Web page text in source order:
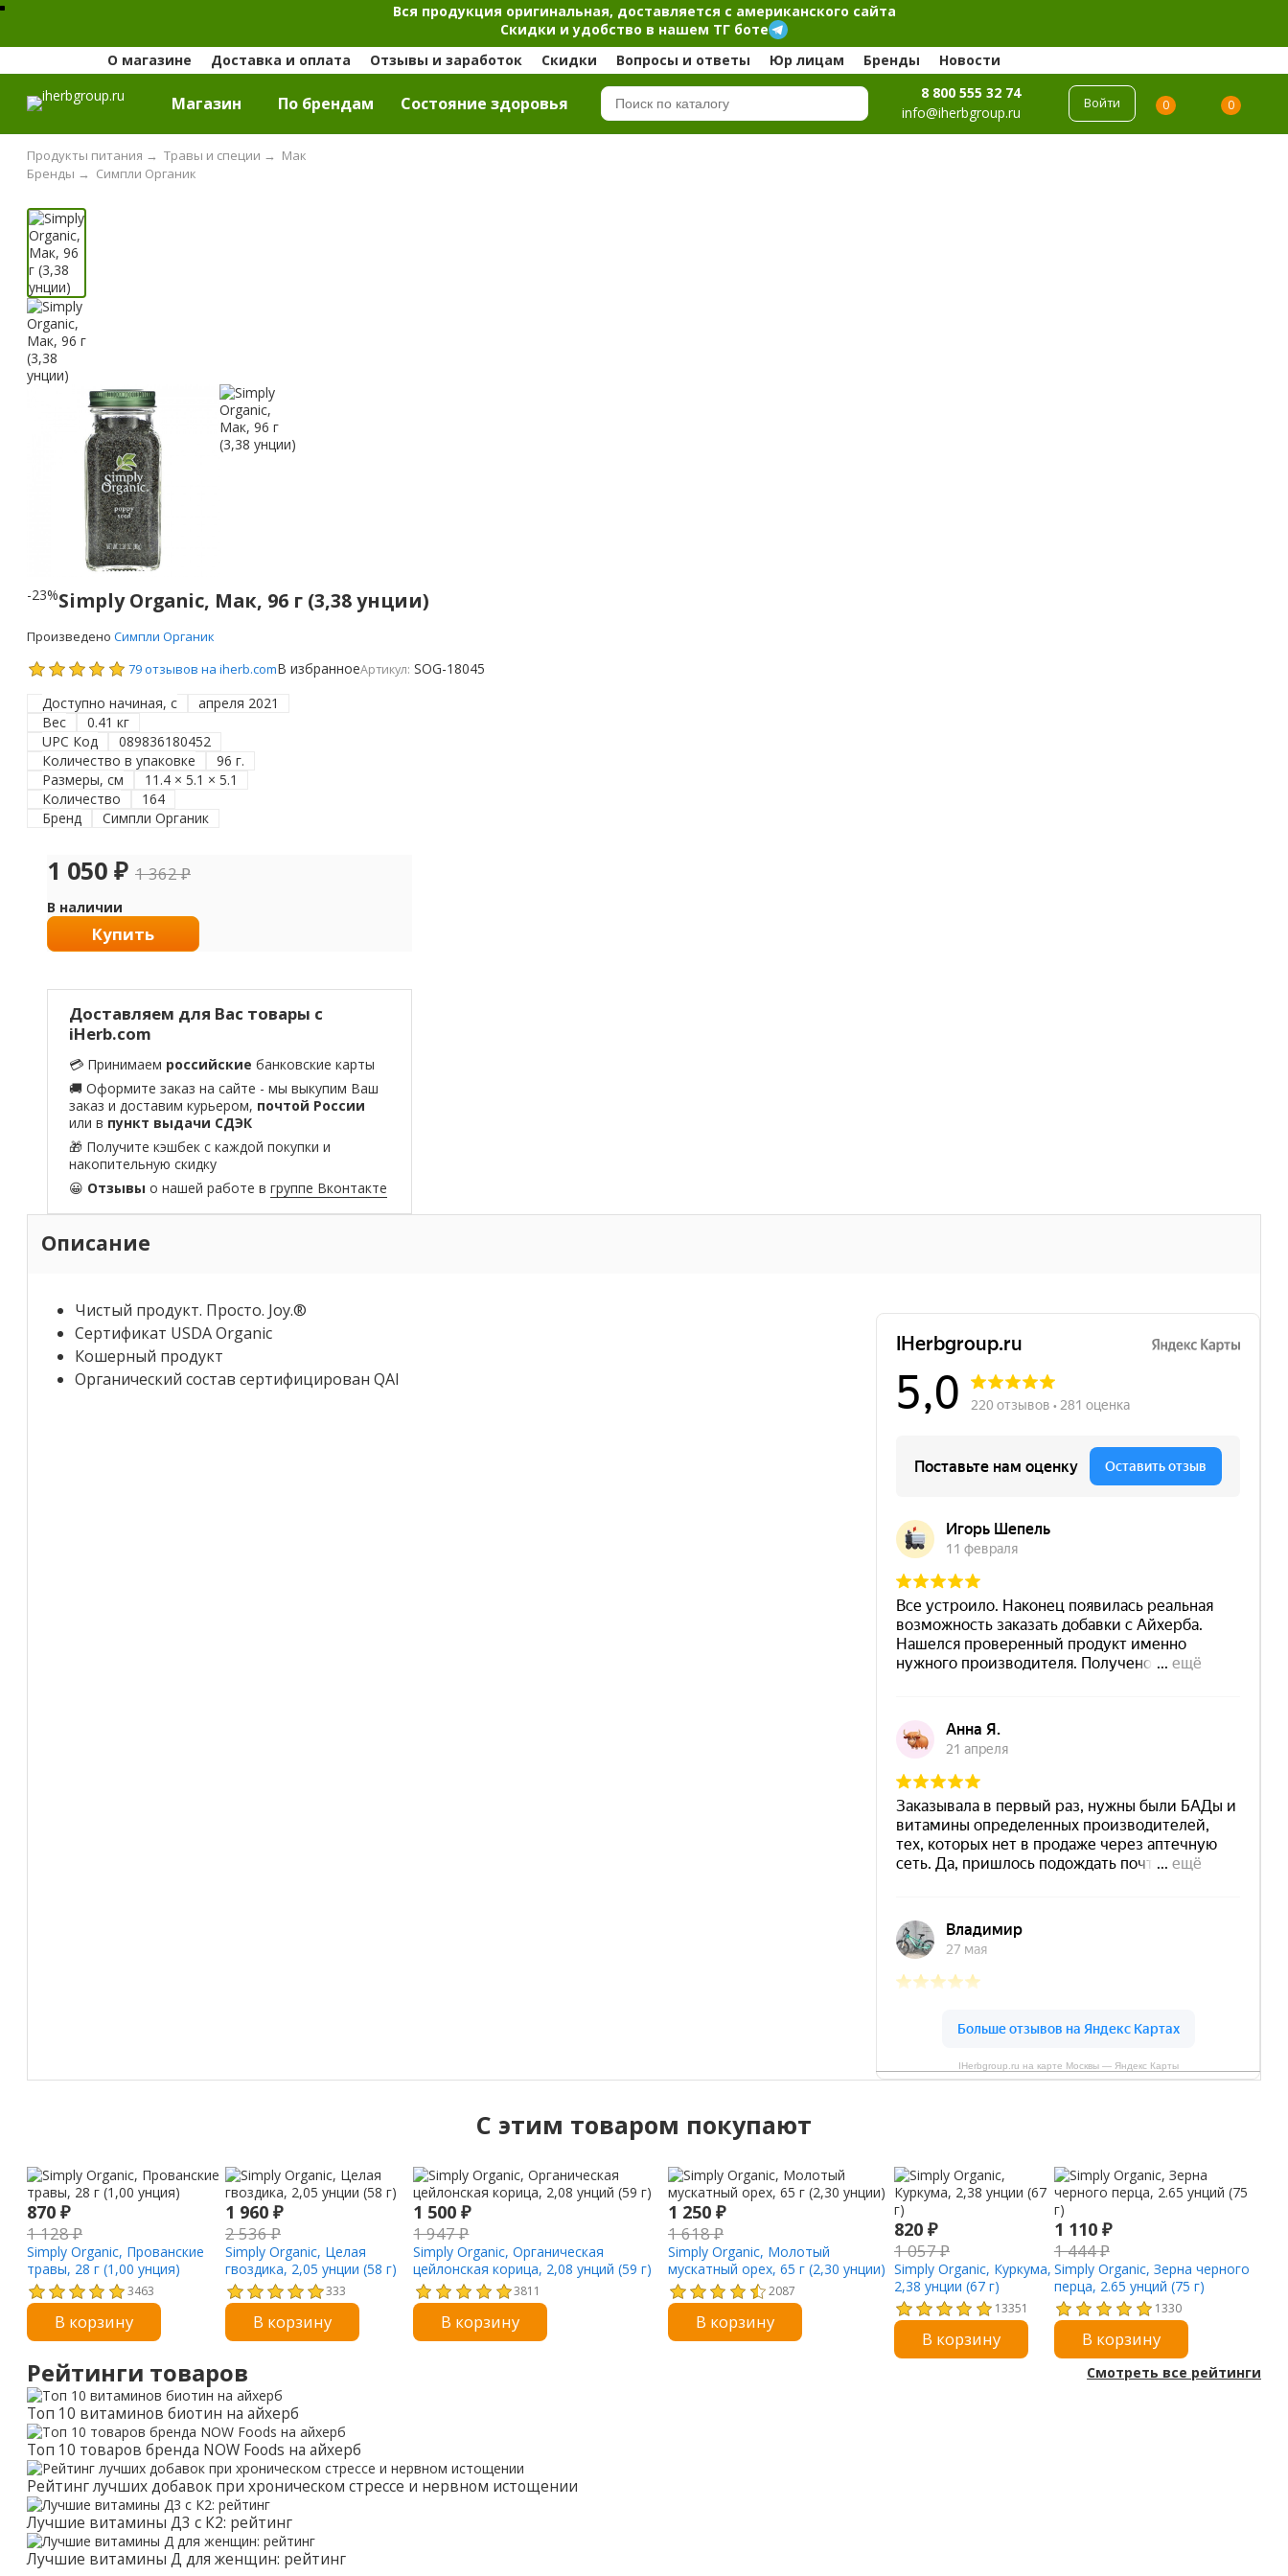
Вся продукция оригинальная, доставляется с американского сайта
Скидки и удобство в нашем ТГ боте
О магазине
Доставка и оплата Отзывы и заработок Скидки Вопросы и ответы Юр лицам Бренды Новости
Магазин По брендам Cостояние здоровья
8 800 555 32 74
info@iherbgroup.ru
Войти 0 0
Продукты питания → Травы и специи → Мак
Симпли Органик
Бренды →
-23%Simply Organic, Мак, 96 г (3,38 унции)
Произведено Симпли Органик
79 отзывов на iherb.comВ избранноеАртикул: SOG-18045
Доступно начиная, с
апреля 2021
Вес
0.41 кг
UPC Код
089836180452
Количество в упаковке
96 г.
Размеры, см
11.4 × 5.1 × 5.1
Количество
164
Бренд
Симпли Органик
1 050 ₽ 1 362₽
В наличии
Купить
Доставляем для Вас товары с
iHerb.com
💳 Принимаем российские банковские карты
🚚 Оформите заказ на сайте - мы выкупим Ваш
заказ и доставим курьером, почтой России
или в пункт выдачи СДЭК
🎁 Получите кэшбек с каждой покупки и
накопительную скидку
😀 Отзывы о нашей работе вгруппе Вконтакте
Описание
Чистый продукт. Просто. Joy.®
Сертификат USDA Organic
Кошерный продукт
Органический состав сертифицирован QAI
IHerbgroup.ru на карте Москвы — Яндекс Карты
C этим товаром покупают
870 ₽
1 128₽
Simply Organic, Прованские
травы, 28 г (1,00 унция)
3463
В корзину
1 960₽
2 536₽
Simply Organic, Целая
гвоздика, 2,05 унции (58 г)
333
В корзину
1 500₽
1 947₽
Simply Organic, Органическая
цейлонская корица, 2,08 унций (59 г)
3811
В корзину
1 250 ₽
1 618₽
Simply Organic, Молотый
мускатный орех, 65 г (2,30 унции)
2087
В корзину
820 ₽
1 057₽
Simply Organic, Куркума,
2,38 унции (67 г)
13351
В корзину
1 110 ₽
1 444₽
Simply Organic, Зерна черного
перца, 2.65 унций (75 г)
1330
В корзину
Рейтинги товаров Смотреть все рейтинги
Топ 10 витаминов биотин на айхерб
Топ 10 товаров бренда NOW Foods на айхерб
Рейтинг лучших добавок при хроническом стрессе и нервном истощении
Лучшие витамины Д3 с К2: рейтинг
Лучшие витамины Д для женщин: рейтинг